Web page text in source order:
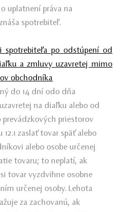
uplatnení práva na
spotrebiteľ.
spotrebiteľa po odstúpení od
a zmluvy uzavretej mimo
obchodníka
do 14 dní odo dňa
na diaľku alebo od
priestorov
zaslať tovar späť alebo
alebo osobe určenej
tovaru; to neplatí, ak
tovar vyzdvihne osobne
určenej osoby. Lehota
za zachovanú, ak